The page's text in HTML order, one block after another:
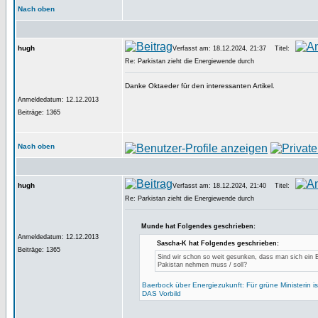
Nach oben
hugh
Anmeldedatum: 12.12.2013
Beiträge: 1365
Verfasst am: 18.12.2024, 21:37
Titel:
Re: Parkistan zieht die Energiewende durch
Danke Oktaeder für den interessanten Artikel.
Nach oben
hugh
Anmeldedatum: 12.12.2013
Beiträge: 1365
Verfasst am: 18.12.2024, 21:40
Titel:
Re: Parkistan zieht die Energiewende durch
Munde hat Folgendes geschrieben:
Sascha-K hat Folgendes geschrieben:
Sind wir schon so weit gesunken, dass man sich ein
Pakistan nehmen muss / soll?
Baerbock über Energiezukunft: Für grüne Ministerin
DAS Vorbild